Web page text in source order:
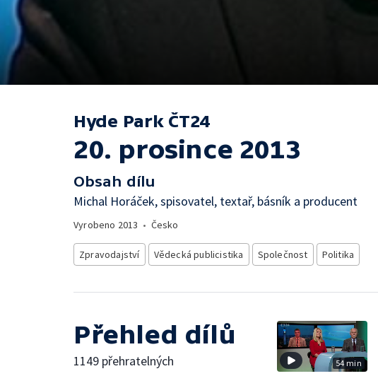
Hyde Park ČT24
20. prosince 2013
Obsah dílu
Michal Horáček, spisovatel, textař, básník a producent
Vyrobeno 2013 • Česko
Zpravodajství Vědecká publicistika Společnost Politika
Přehled dílů
1149 přehratelných 54 min